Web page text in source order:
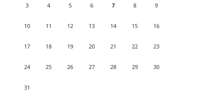
3 4 5 6 7 8 9
10 11 12 13 14 15 16
17 18 19 20 21 22 23
24 25 26 27 28 29 30
31